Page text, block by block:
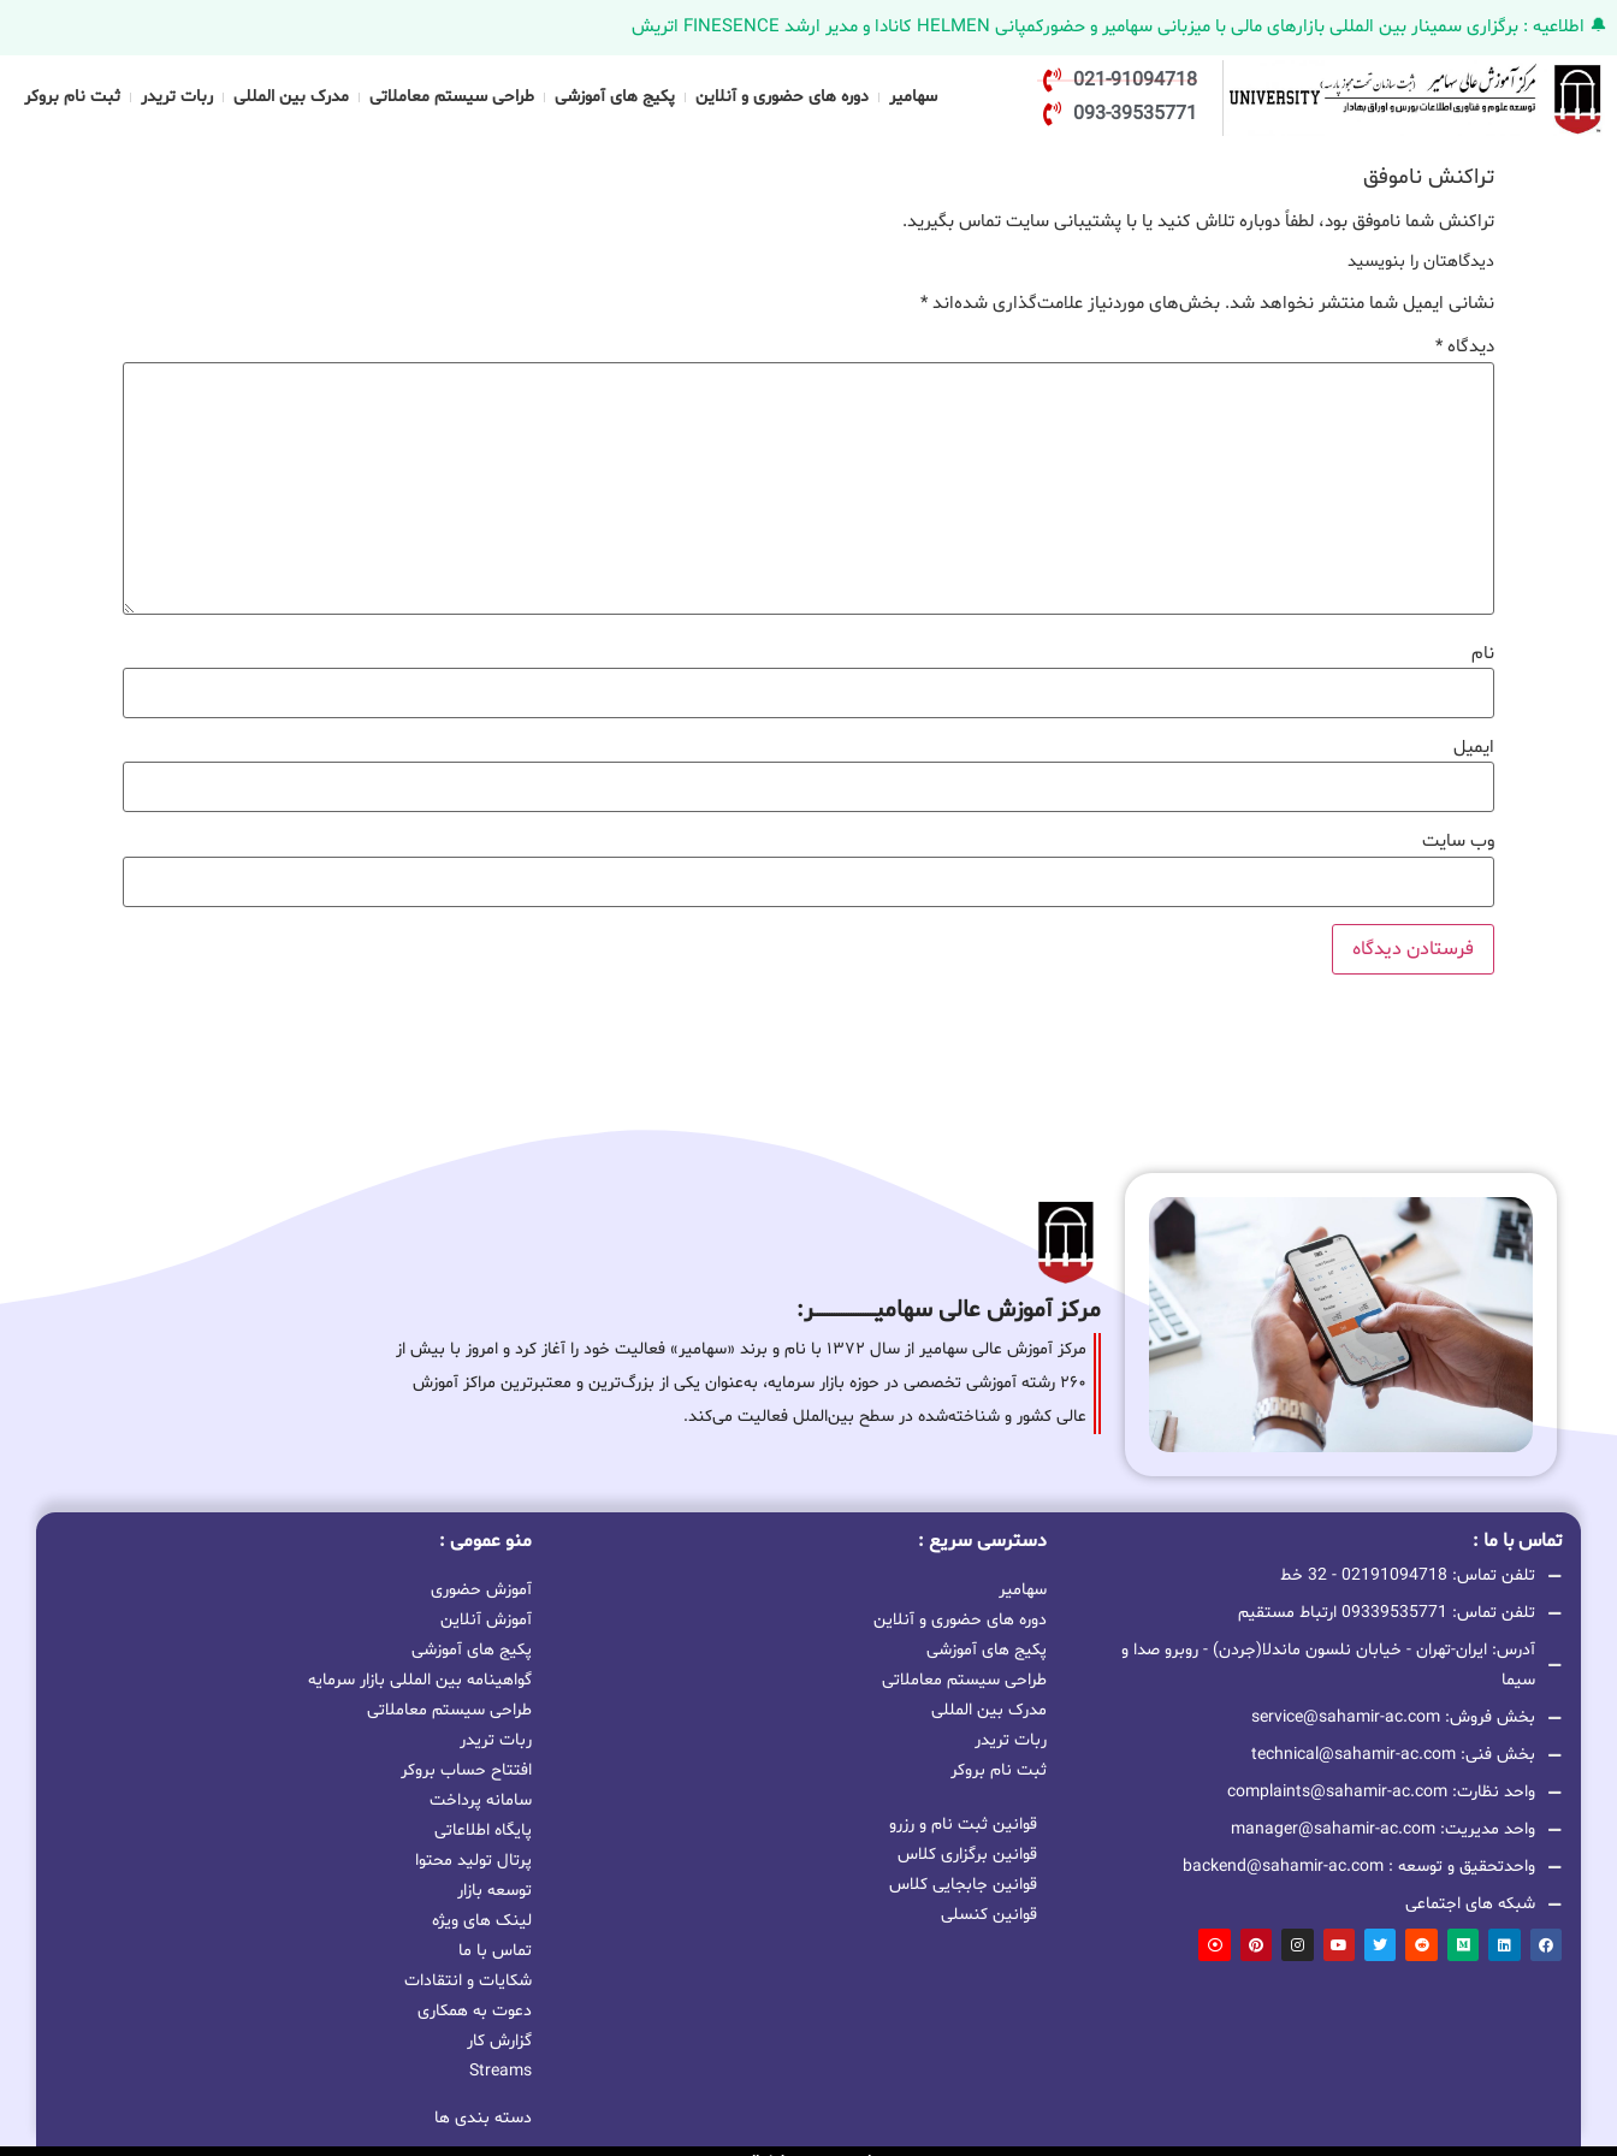
🔔 اطلاعیه : برگزاری سمینار بین المللی بازارهای مالی با میزبانی سهامیر و حضورکمپانی HELMEN کانادا و مدیر ارشد FINESENCE اتریش
021-91094718
093-39535771
سهامیر دوره های حضوری و آنلاین پکیج های آموزشی طراحی سیستم معاملاتی مدرک بین المللی ربات تریدر ثبت نام بروکر
تراکنش ناموفق
تراکنش شما ناموفق بود، لطفاً دوباره تلاش کنید یا با پشتیبانی سایت تماس بگیرید.
دیدگاهتان را بنویسید
نشانی ایمیل شما منتشر نخواهد شد. بخش‌های موردنیاز علامت‌گذاری شده‌اند*
دیدگاه*
نام
ایمیل
وب‌ سایت
مرکز آموزش عالی سهامیـــــــــــــــــــــــــر:
مرکز آموزش عالی سهامیر از سال ۱۳۷۲ با نام و برند «سهامیر» فعالیت خود را آغاز کرد و امروز با بیش از
۲۶۰ رشته آموزشی تخصصی در حوزه بازار سرمایه، به‌عنوان یکی از بزرگ‌ترین و معتبرترین مراکز آموزش
عالی کشور و شناخته‌شده در سطح بین‌الملل فعالیت می‌کند.
تماس با ما :
تلفن تماس: 02191094718 - 32 خط
تلفن تماس: 09339535771 ارتباط مستقیم
آدرس: ایران-تهران - خیابان نلسون ماندلا(جردن) - روبرو صدا و
سیما
بخش فروش: service@sahamir-ac.com
بخش فنی: technical@sahamir-ac.com
واحد نظارت: complaints@sahamir-ac.com
واحد مدیریت: manager@sahamir-ac.com
واحدتحقیق و توسعه : backend@sahamir-ac.com
شبکه های اجتماعی
دسترسی سریع :
سهامیر
دوره های حضوری و آنلاین
پکیج های آموزشی
طراحی سیستم معاملاتی
مدرک بین المللی
ربات تریدر
ثبت نام بروکر
قوانین ثبت نام و رزرو
قوانین برگزاری کلاس
قوانین جابجایی کلاس
قوانین کنسلی
منو عمومی :
آموزش حضوری
آموزش آنلاین
پکیج های آموزشی
گواهینامه بین المللی بازار سرمایه
طراحی سیستم معاملاتی
ربات تریدر
افتتاح حساب بروکر
سامانه پرداخت
پایگاه اطلاعاتی
پرتال تولید محتوا
توسعه بازار
لینک های ویژه
تماس با ما
شکایات و انتقادات
دعوت به همکاری
گزارش کار
Streams
دسته بندی ها